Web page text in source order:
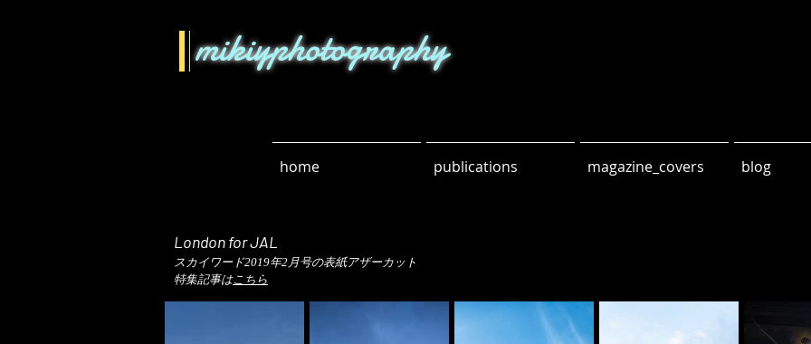
mikiyphotography
home publications magazine_covers blog
London for JAL
スカイワード2019年2月号の表紙アザーカット
​特集記事はこちら